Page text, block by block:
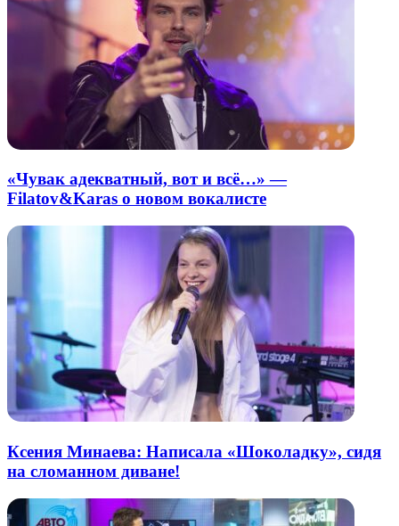
«Чувак адекватный, вот и всё…» —
Filatov&Karas о новом вокалисте
Ксения Минаева: Написала «Шоколадку», сидя
на сломанном диване!